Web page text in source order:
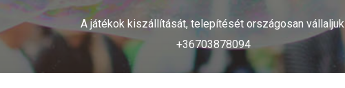
A játékok kiszállítását, telepítését országosan vállaljuk.
+36703878094